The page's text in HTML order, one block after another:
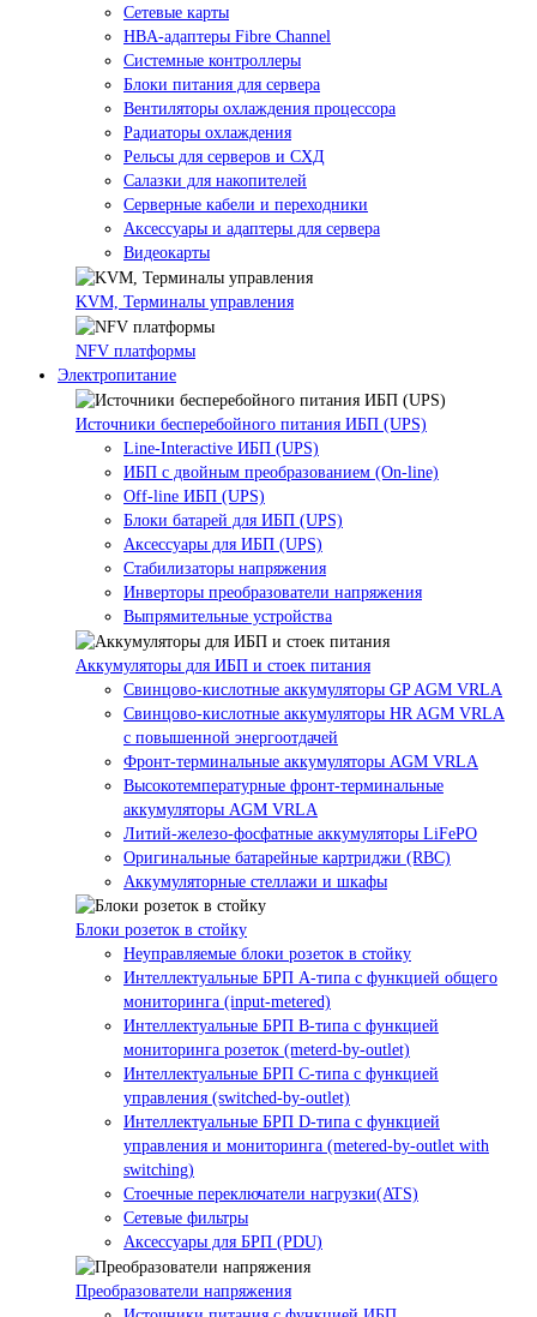
Сетевые карты
HBA-адаптеры Fibre Channel
Системные контроллеры
Блоки питания для сервера
Вентиляторы охлаждения процессора
Радиаторы охлаждения
Рельсы для серверов и СХД
Салазки для накопителей
Серверные кабели и переходники
Аксессуары и адаптеры для сервера
Видеокарты
KVM, Терминалы управления
NFV платформы
Электропитание
Источники бесперебойного питания ИБП (UPS)
Line-Interactive ИБП (UPS)
ИБП с двойным преобразованием (On-line)
Off-line ИБП (UPS)
Блоки батарей для ИБП (UPS)
Аксессуары для ИБП (UPS)
Стабилизаторы напряжения
Инверторы преобразователи напряжения
Выпрямительные устройства
Аккумуляторы для ИБП и стоек питания
Свинцово-кислотные аккумуляторы GP AGM VRLA
Свинцово-кислотные аккумуляторы HR AGM VRLA
с повышенной энергоотдачей
Фронт-терминальные аккумуляторы AGM VRLA
Высокотемпературные фронт-терминальные
аккумуляторы AGM VRLA
Литий-железо-фосфатные аккумуляторы LiFePO
Оригинальные батарейные картриджи (RBC)
Аккумуляторные стеллажи и шкафы
Блоки розеток в стойку
Неуправляемые блоки розеток в стойку
Интеллектуальные БРП А-типа с функцией общего
мониторинга (input-metered)
Интеллектуальные БРП B-типа с функцией
мониторинга розеток (meterd-by-outlet)
Интеллектуальные БРП C-типа с функцией
управления (switched-by-outlet)
Интеллектуальные БРП D-типа с функцией
управления и мониторинга (metered-by-outlet with
switching)
Стоечные переключатели нагрузки(ATS)
Сетевые фильтры
Аксессуары для БРП (PDU)
Преобразователи напряжения